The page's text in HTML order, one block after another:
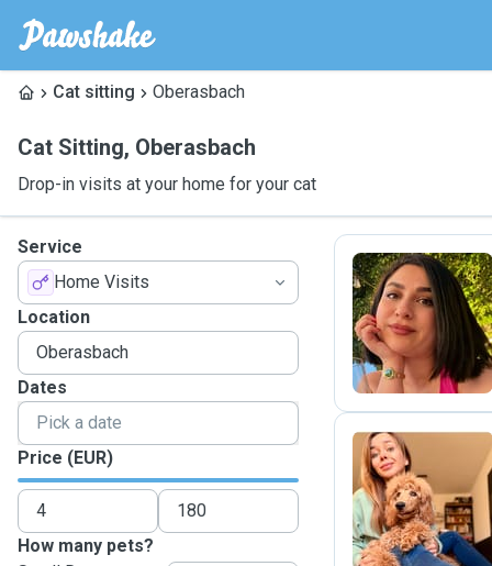
Cat sitting Oberasbach
Cat Sitting, Oberasbach
Drop-in visits at your home for your cat
Service
Home Visits
Location
Dates
Price (EUR)
How many pets?
S
E